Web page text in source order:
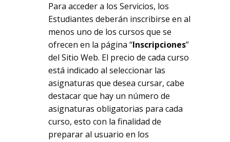
Para acceder a los Servicios, los
Estudiantes deberán inscribirse en al
menos uno de los cursos que se
ofrecen en la página “Inscripciones”
del Sitio Web. El precio de cada curso
está indicado al seleccionar las
asignaturas que desea cursar, cabe
destacar que hay un número de
asignaturas obligatorias para cada
curso, esto con la finalidad de
preparar al usuario en los